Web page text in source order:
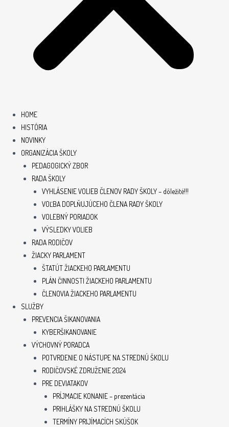
HOME
HISTÓRIA
NOVINKY
ORGANIZÁCIA ŠKOLY
PEDAGOGICKÝ ZBOR
RADA ŠKOLY
VYHLÁSENIE VOLIEB ČLENOV RADY ŠKOLY – dôležité!!!
VOĽBA DOPLŇUJÚCEHO ČLENA RADY ŠKOLY
VOLEBNÝ PORIADOK
VÝSLEDKY VOLIEB
RADA RODIČOV
ŽIACKY PARLAMENT
ŠTATÚT ŽIACKEHO PARLAMENTU
PLÁN ČINNOSTI ŽIACKEHO PARLAMENTU
ČLENOVIA ŽIACKEHO PARLAMENTU
SLUŽBY
PREVENCIA ŠIKANOVANIA
KYBERŠIKANOVANIE
VÝCHOVNÝ PORADCA
POTVRDENIE O NÁSTUPE NA STREDNÚ ŠKOLU
RODIČOVSKÉ ZDRUŽENIE 2024
PRE DEVIATAKOV
PRÍJMACIE KONANIE – prezentácia
PRIHLÁŠKY NA STREDNÚ ŠKOLU
TERMÍNY PRIJÍMACÍCH SKÚŠOK